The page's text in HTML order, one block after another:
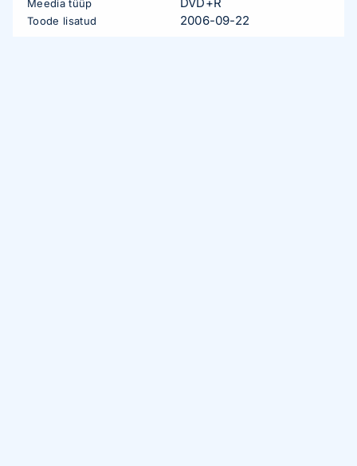
Meedia tüüp
Toode lisatud 2006-09-22